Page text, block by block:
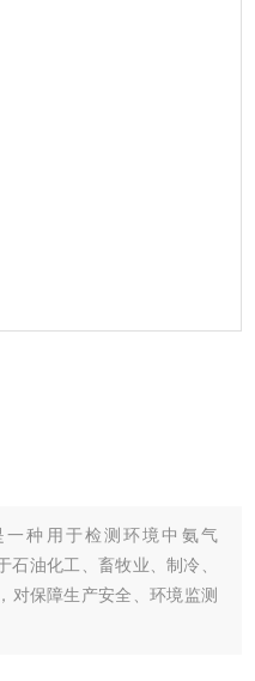
种用于检测环境中氨气
石油化工、畜牧业、制冷、
对保障生产安全、环境监测